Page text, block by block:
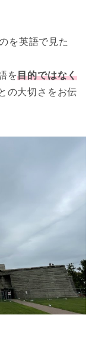
を英語で見た
を目的ではなく
の大切さをお伝